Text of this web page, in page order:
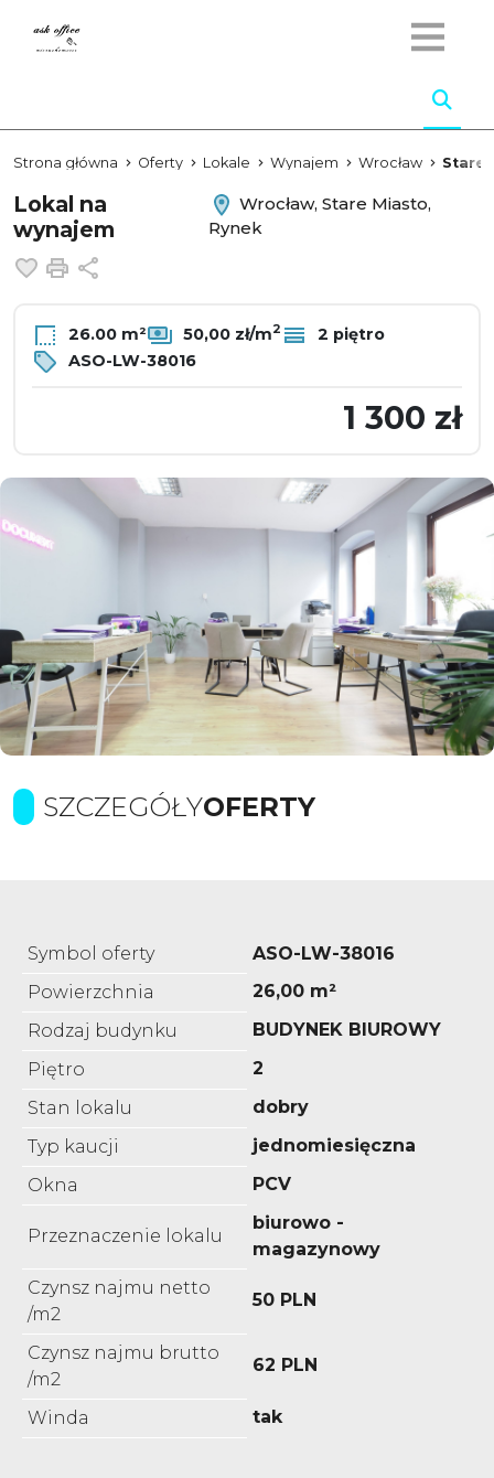
Strona główna Oferty Lokale Wynajem Wrocław Stare
Lokal na
wynajem
Wrocław, Stare Miasto,
Rynek
Dodaj do ulubionych
Drukuj
26.00 m² 50,00 zł/m2
2 piętro
ASO-LW-38016
1 300 zł
SZCZEGÓŁYOFERTY
Symbol oferty
ASO-LW-38016
Powierzchnia
26,00 m²
Rodzaj budynku
BUDYNEK BIUROWY
Piętro
2
Stan lokalu
dobry
Typ kaucji
jednomiesięczna
Okna
PCV
Przeznaczenie lokalu
biurowo -
magazynowy
Czynsz najmu netto
/m2
50 PLN
Czynsz najmu brutto
/m2
62 PLN
Winda tak